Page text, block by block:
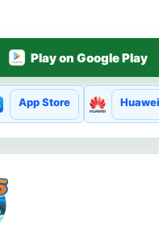
Play on Google Play
App Store Huawei